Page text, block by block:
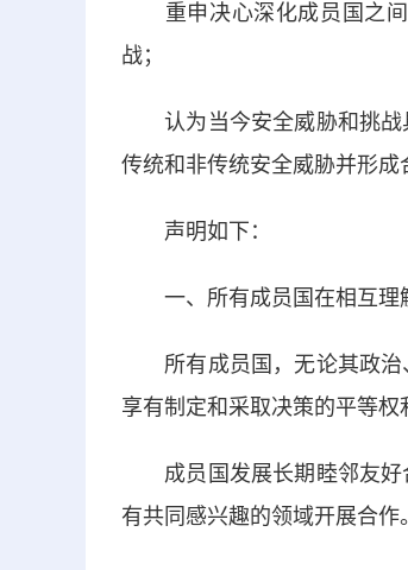
重申决心深化成员国之间
战；
认为当今安全威胁和挑战
传统和非传统安全威胁并形成
声明如下：
一、所有成员国在相互理
所有成员国，无论其政治
享有制定和采取决策的平等权
成员国发展长期睦邻友好
有共同感兴趣的领域开展合作。